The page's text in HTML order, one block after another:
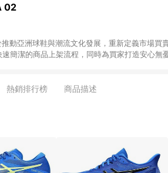
02
動亞洲球鞋與潮流文化發展，重新定義市場買
簡潔的商品上架流程，同時為買家打造安心無
熱銷排行榜 商品描述